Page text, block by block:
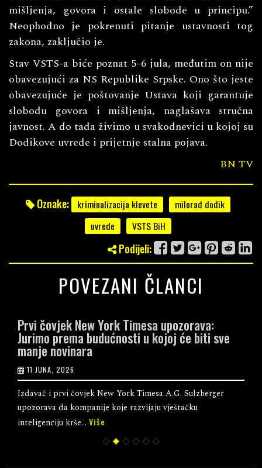
mišljenja, govora i ostale slobode u principu.”
Neophodno je pokrenuti pitanje ustavnosti tog
zakona, zaključio je.
Stav VSTS-a biće poznat 5-6 jula, međutim on nije
obavezujući za NS Republike Srpske. Ono što jeste
obavezujuće je poštovanje Ustava koji garantuje
slobodu govora i mišljenja, naglašava stručna
javnost. A do tada živimo u svakodnevici u kojoj su
Dodikove uvrede i prijetnje stalna pojava.
BN TV
Oznake: kriminalizacija klevete
milorad dodik
uvrede
VSTS BiH
Podijeli:
POVEZANI ČLANCI
Prvi čovjek New York Timesa upozorava:
Jurimo prema budućnosti u kojoj će biti sve
manje novinara
11 JUNA, 2026
Izdavač i prvi čovjek New York Timesa A.G. Sulzberger
upozorava da kompanije koje razvijaju vještačku
inteligenciju krše... Više